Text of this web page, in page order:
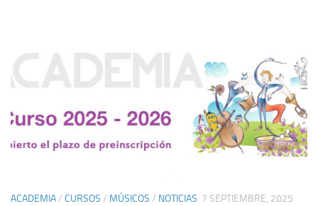
ACADEMIA/ CURSOS / MÚSICOS / NOTICIAS 7 SEPTIEMBRE, 2025